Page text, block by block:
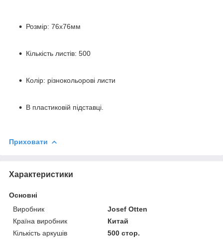
Розмір: 76х76мм
Кількість листів: 500
Колір: різнокольорові листи
В пластиковій підставці.
Приховати
Характеристики
Основні
Виробник
Josef Otten
Країна виробник
Китай
Кількість аркушів
500 стор.